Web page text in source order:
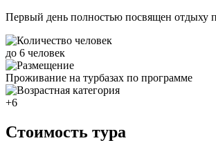
Первый день полностью посвящен отдыху
до 6 человек
Проживание на турбазах по программе
+6
Стоимость тура